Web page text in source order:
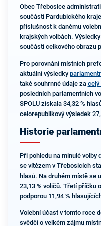
Obec Třebosice
součástí Pardubického
příslušnost k danému
krajských volbách.
součástí celkového obrazu
Pro porovnání místních
aktuální výsledky
také souhrnné údaje za celý
posledních parlamentních
SPOLU získala 34,32 %
celorepublikový výsledek
Historie
Při pohledu na minulé volby
se vítězem v Třebosicích
hlasů. Na druhém místě se
23,13 % voličů. Třetí příčku
podporou 11,94 %
Volební účast v tomto roce
svědčí o velkém zájmu